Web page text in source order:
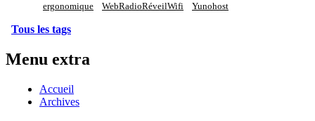
ergonomique
WebRadioRéveilWifi Yunohost
Tous les tags
Menu extra
Accueil
Archives